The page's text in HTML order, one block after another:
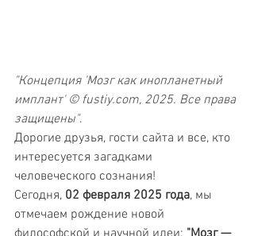
"Концепция 'Мозг как инопланетный
имплант' © fustiy.com, 2025. Все права
защищены".
Дорогие друзья, гости сайта и все, кто
интересуется загадками
человеческого сознания!
Сегодня, 02 февраля 2025 года, мы
отмечаем рождение новой